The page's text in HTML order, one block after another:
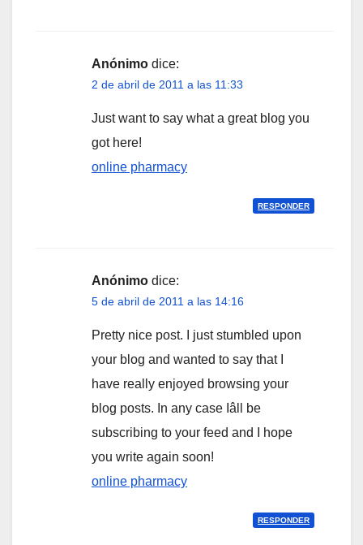
Anónimo dice:
2 de abril de 2011 a las 11:33
Just want to say what a great blog you
got here!
online pharmacy
RESPONDER
Anónimo dice:
5 de abril de 2011 a las 14:16
Pretty nice post. I just stumbled upon
your blog and wanted to say that I
have really enjoyed browsing your
blog posts. In any case Iâll be
subscribing to your feed and I hope
you write again soon!
online pharmacy
RESPONDER